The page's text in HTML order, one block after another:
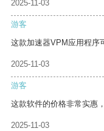
2025-11-03
游客
这款加速器VPM应用程序
2025-11-03
游客
这款软件的价格非常实惠
2025-11-03